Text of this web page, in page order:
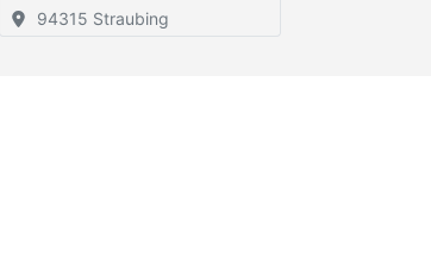
94315 Straubing